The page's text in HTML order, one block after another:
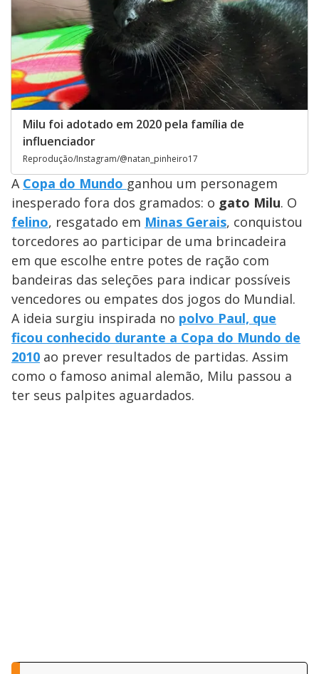
Milu foi adotado em 2020 pela família de
influenciador
Reprodução/Instagram/@natan_pinheiro17
A Copa do Mundo ganhou um personagem
inesperado fora dos gramados: o gato Milu. O
felino, resgatado em Minas Gerais, conquistou
torcedores ao participar de uma brincadeira
em que escolhe entre potes de ração com
bandeiras das seleções para indicar possíveis
vencedores ou empates dos jogos do Mundial.
A ideia surgiu inspirada no polvo Paul, que
ficou conhecido durante a Copa do Mundo de
2010 ao prever resultados de partidas. Assim
como o famoso animal alemão, Milu passou a
ter seus palpites aguardados.